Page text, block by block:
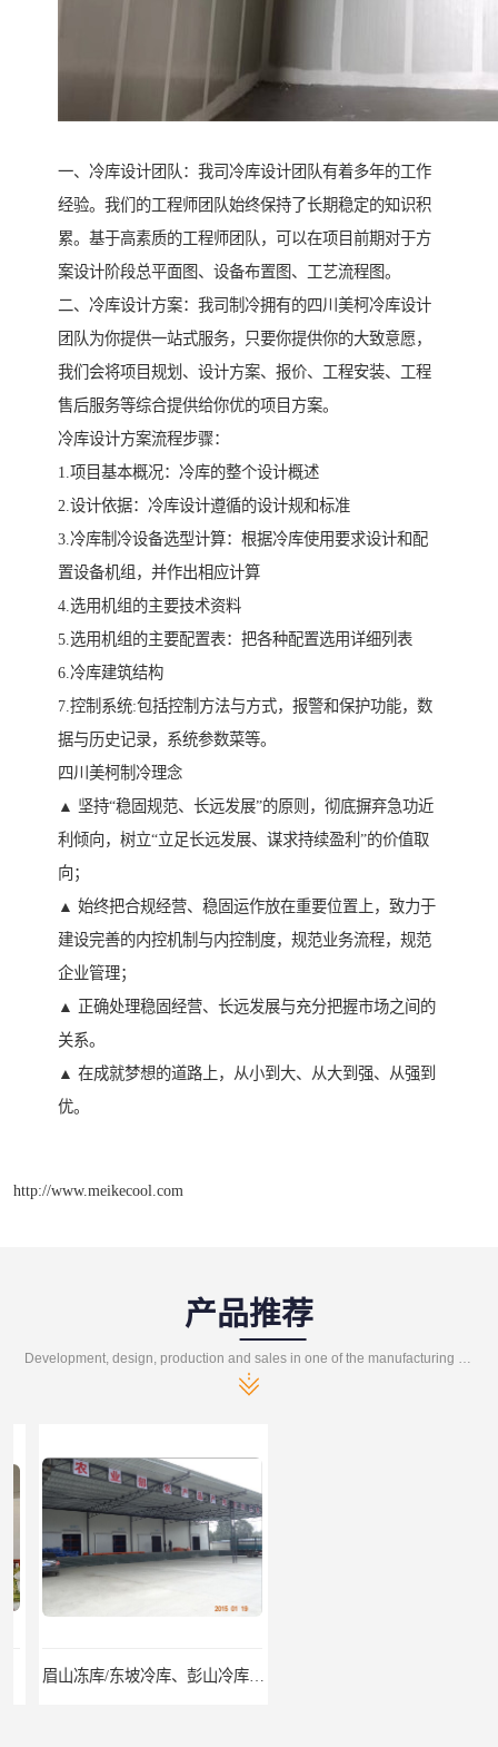
一、冷库设计团队：我司冷库设计团队有着多年的工作
经验。我们的工程师团队始终保持了长期稳定的知识积
累。基于高素质的工程师团队，可以在项目前期对于方
案设计阶段总平面图、设备布置图、工艺流程图。
二、冷库设计方案：我司制冷拥有的四川美柯冷库设计
团队为你提供一站式服务，只要你提供你的大致意愿，
我们会将项目规划、设计方案、报价、工程安装、工程
售后服务等综合提供给你优的项目方案。
冷库设计方案流程步骤：
1.项目基本概况：冷库的整个设计概述
2.设计依据：冷库设计遵循的设计规和标准
3.冷库制冷设备选型计算：根据冷库使用要求设计和配
置设备机组，并作出相应计算
4.选用机组的主要技术资料
5.选用机组的主要配置表：把各种配置选用详细列表
6.冷库建筑结构
7.控制系统:包括控制方法与方式，报警和保护功能，数
据与历史记录，系统参数菜等。
四川美柯制冷理念
▲ 坚持“稳固规范、长远发展”的原则，彻底摒弃急功近
利倾向，树立“立足长远发展、谋求持续盈利”的价值取
向；
▲ 始终把合规经营、稳固运作放在重要位置上，致力于
建设完善的内控机制与内控制度，规范业务流程，规范
企业管理；
▲ 正确处理稳固经营、长远发展与充分把握市场之间的
关系。
▲ 在成就梦想的道路上，从小到大、从大到强、从强到
优。
http://www.meikecool.com
产品推荐
眉山冻库/东坡冷库、彭山冷库、仁寿冷库、丹棱冷库、青神冷库、洪雅冷库